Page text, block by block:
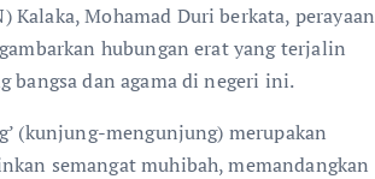
Kalaka, Mohamad Duri berkata, perayaan
hubungan erat yang terjalin
bangsa dan agama di negeri ini.
(kunjung-mengunjung) merupakan
semangat muhibah, memandangkan